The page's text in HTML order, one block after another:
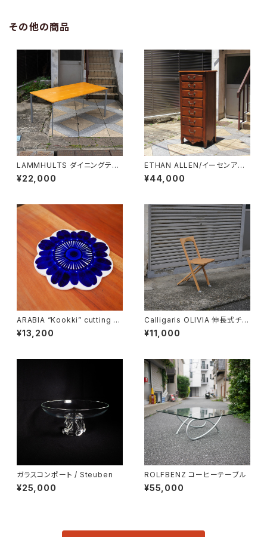
その他の商品
LAMMHULTS ダイニングテー
ブル
¥22,000
ETHAN ALLEN/イーセンアー
レン 7段トールチェスト
¥44,000
ARABIA “Kookki” cutting b
oard
¥13,200
Calligaris OLIVIA 伸長式チェ
ア
¥11,000
ガラスコンポート / Steuben
¥25,000
ROLFBENZ コーヒーテーブル
¥55,000